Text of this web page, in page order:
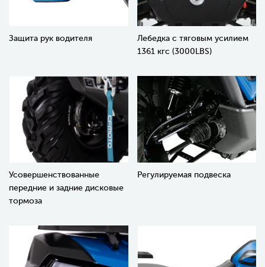
Защита рук водителя
Лебедка с тяговым усилием
1361 кгс (3000LBS)
Усовершенствованные
передние и задние дисковые
тормоза
Регулируемая подвеска